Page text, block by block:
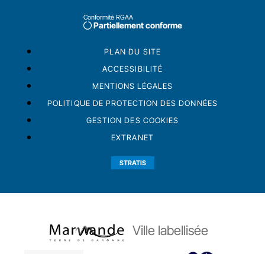
Conformité RGAA
Partiellement conforme
PLAN DU SITE
ACCESSIBILITÉ
MENTIONS LÉGALES
POLITIQUE DE PROTECTION DES DONNÉES
GESTION DES COOKIES
EXTRANET
STRATIS
Ville labellisée